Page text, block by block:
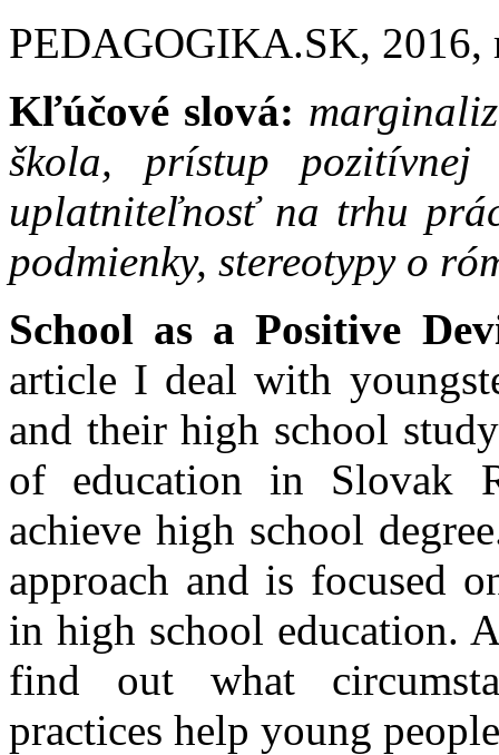
PEDAGOGIKA.SK, 2016,
Kľúčové slová:
škola, prístup pozitívnej
uplatniteľnosť na trhu
podmienky, stereotypy o
School as a Positive
article I deal with
and their high school
of education in Slovak
achieve high school
approach and is focused
in high school education.
find out what
practices help young